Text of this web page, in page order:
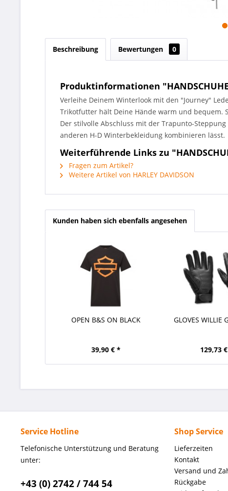
Beschreibung Bewertungen 0
Produktinformationen "HANDSCHUHE
Verleihe Deinem Winterlook mit den "Journey"
Trikotfutter hält Deine Hände warm und bequem.
Der stilvolle Abschluss mit der Trapunto-
anderen H-D Winterbekleidung kombinieren lässt.
Weiterführende Links zu
Fragen zum Artikel?
Weitere Artikel von HARLEY DAVIDSON
Kunden haben sich ebenfalls angesehen
OPEN B&S ON BLACK
39,90 € *
GLOVES WILLIE
129,73
Service Hotline
Telefonische Unterstützung und Beratung
unter:
+43 (0) 2742 / 744 54
Shop Service
Lieferzeiten
Kontakt
Versand und
Rückgabe